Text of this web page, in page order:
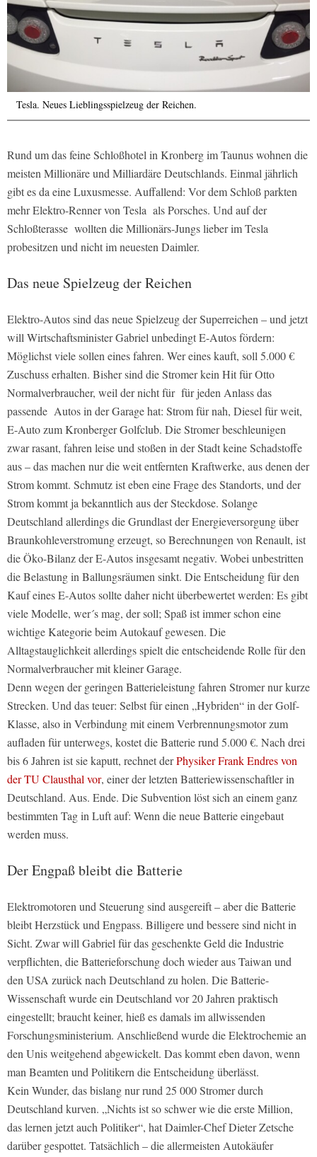
Tesla. Neues Lieblingsspielzeug der Reichen.
Rund um das feine Schloßhotel in Kronberg im Taunus wohnen die
meisten Millionäre und Milliardäre Deutschlands. Einmal jährlich
gibt es da eine Luxusmesse. Auffallend: Vor dem Schloß parkten
mehr Elektro-Renner von Tesla als Porsches. Und auf der
Schloßterasse wollten die Millionärs-Jungs lieber im Tesla
probesitzen und nicht im neuesten Daimler.
Das neue Spielzeug der Reichen
Elektro-Autos sind das neue Spielzeug der Superreichen – und jetzt
will Wirtschaftsminister Gabriel unbedingt E-Autos fördern:
Möglichst viele sollen eines fahren. Wer eines kauft, soll 5.000 €
Zuschuss erhalten. Bisher sind die Stromer kein Hit für Otto
Normalverbraucher, weil der nicht für für jeden Anlass das
passende Autos in der Garage hat: Strom für nah, Diesel für weit,
E-Auto zum Kronberger Golfclub. Die Stromer beschleunigen
zwar rasant, fahren leise und stoßen in der Stadt keine Schadstoffe
aus – das machen nur die weit entfernten Kraftwerke, aus denen der
Strom kommt. Schmutz ist eben eine Frage des Standorts, und der
Strom kommt ja bekanntlich aus der Steckdose. Solange
Deutschland allerdings die Grundlast der Energieversorgung über
Braunkohleverstromung erzeugt, so Berechnungen von Renault, ist
die Öko-Bilanz der E-Autos insgesamt negativ. Wobei unbestritten
die Belastung in Ballungsräumen sinkt. Die Entscheidung für den
Kauf eines E-Autos sollte daher nicht überbewertet werden: Es gibt
viele Modelle, wer´s mag, der soll; Spaß ist immer schon eine
wichtige Kategorie beim Autokauf gewesen. Die
Alltagstauglichkeit allerdings spielt die entscheidende Rolle für den
Normalverbraucher mit kleiner Garage.
Denn wegen der geringen Batterieleistung fahren Stromer nur kurze
Strecken. Und das teuer: Selbst für einen „Hybriden“ in der Golf-
Klasse, also in Verbindung mit einem Verbrennungsmotor zum
aufladen für unterwegs, kostet die Batterie rund 5.000 €. Nach drei
bis 6 Jahren ist sie kaputt, rechnet derPhysiker Frank Endres von
der TU Clausthal vor, einer der letzten Batteriewissenschaftler in
Deutschland. Aus. Ende. Die Subvention löst sich an einem ganz
bestimmten Tag in Luft auf: Wenn die neue Batterie eingebaut
werden muss.
Der Engpaß bleibt die Batterie
Elektromotoren und Steuerung sind ausgereift – aber die Batterie
bleibt Herzstück und Engpass. Billigere und bessere sind nicht in
Sicht. Zwar will Gabriel für das geschenkte Geld die Industrie
verpflichten, die Batterieforschung doch wieder aus Taiwan und
den USA zurück nach Deutschland zu holen. Die Batterie-
Wissenschaft wurde ein Deutschland vor 20 Jahren praktisch
eingestellt; braucht keiner, hieß es damals im allwissenden
Forschungsministerium. Anschließend wurde die Elektrochemie an
den Unis weitgehend abgewickelt. Das kommt eben davon, wenn
man Beamten und Politikern die Entscheidung überlässt.
Kein Wunder, das bislang nur rund 25 000 Stromer durch
Deutschland kurven. „Nichts ist so schwer wie die erste Million,
das lernen jetzt auch Politiker“, hat Daimler-Chef Dieter Zetsche
darüber gespottet. Tatsächlich – die allermeisten Autokäufer